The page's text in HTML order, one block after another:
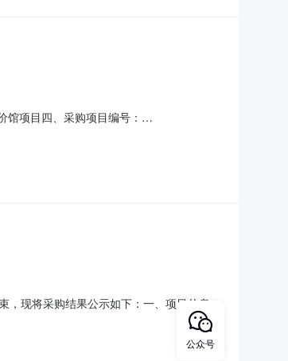
项目四、采购项目编号：
局联系人：肖治兵联系电话：1508
现将采购结果公示如下：一、项目信息项
行政区划编码：431102项目所在行政区划
采购单位统一社会信用代码或组织机构代
公众号